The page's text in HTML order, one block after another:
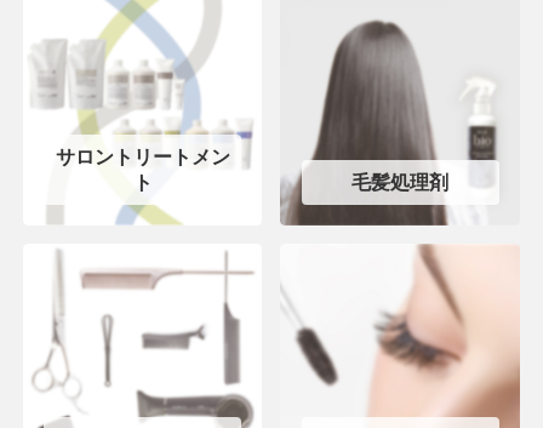
サロントリートメン
ト
毛髪処理剤